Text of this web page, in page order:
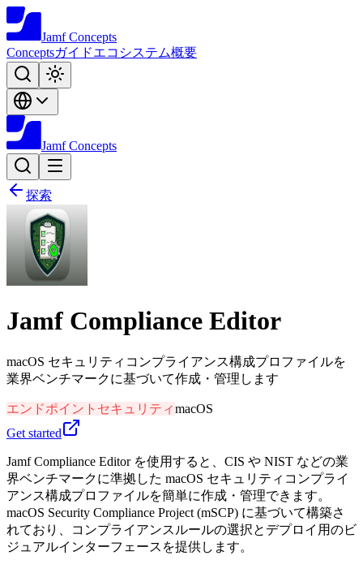
Jamf Concepts
Conceptsガイドエコシステム概要
Jamf Concepts
探索
Jamf Compliance Editor
macOS セキュリティコンプライアンス構成プロファイルを
業界ベンチマークに基づいて作成・管理します
エンドポイントセキュリティmacOS
Get started
Jamf Compliance Editor を使用すると、CIS や NIST などの業
界ベンチマークに準拠した macOS セキュリティコンプライ
アンス構成プロファイルを簡単に作成・管理できます。
macOS Security Compliance Project (mSCP) に基づいて構築さ
れており、コンプライアンスルールの選択とデプロイ用のビ
ジュアルインターフェースを提供します。